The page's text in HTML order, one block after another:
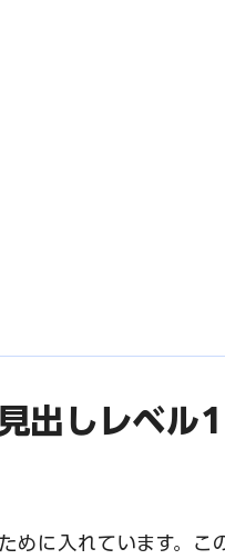
出しレベル
めに入れています。こ